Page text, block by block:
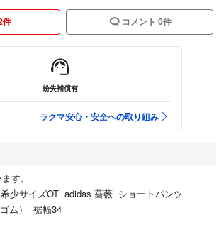
件 コメント 0件
紛失補償有
ラクマ安心・安全への取り組み
す。
少サイズOT adidas 薔薇 ショートパンツ
ム） 裾幅34